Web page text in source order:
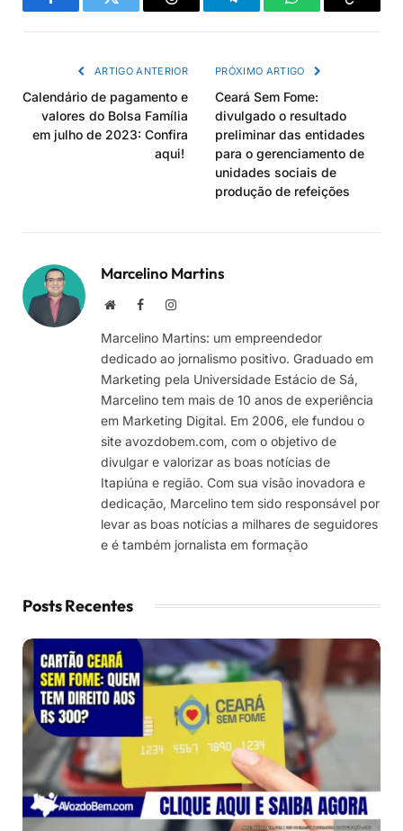
FacebookTwitter Threads TelegramWhatsAppCopiar
ARTIGO ANTERIOR
Calendário de pagamento e
valores do Bolsa Família
em julho de 2023: Confira
aqui!
PRÓXIMO ARTIGO
Ceará Sem Fome:
divulgado o resultado
preliminar das entidades
para o gerenciamento de
unidades sociais de
produção de refeições
Marcelino Martins
Site FacebookInstagram
Marcelino Martins: um empreendedor
dedicado ao jornalismo positivo. Graduado em
Marketing pela Universidade Estácio de Sá,
Marcelino tem mais de 10 anos de experiência
em Marketing Digital. Em 2006, ele fundou o
site avozdobem.com, com o objetivo de
divulgar e valorizar as boas notícias de
Itapiúna e região. Com sua visão inovadora e
dedicação, Marcelino tem sido responsável por
levar as boas notícias a milhares de seguidores
e é também jornalista em formação
Posts Recentes